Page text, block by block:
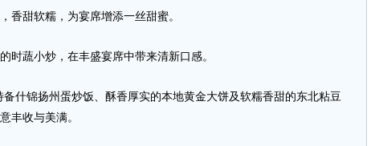
甜软糯，为宴席增添一丝甜蜜。
蔬小炒，在丰盛宴席中带来清新口感。
什锦扬州蛋炒饭、酥香厚实的本地黄金大饼及软糯香甜的东北粘豆
丰收与美满。